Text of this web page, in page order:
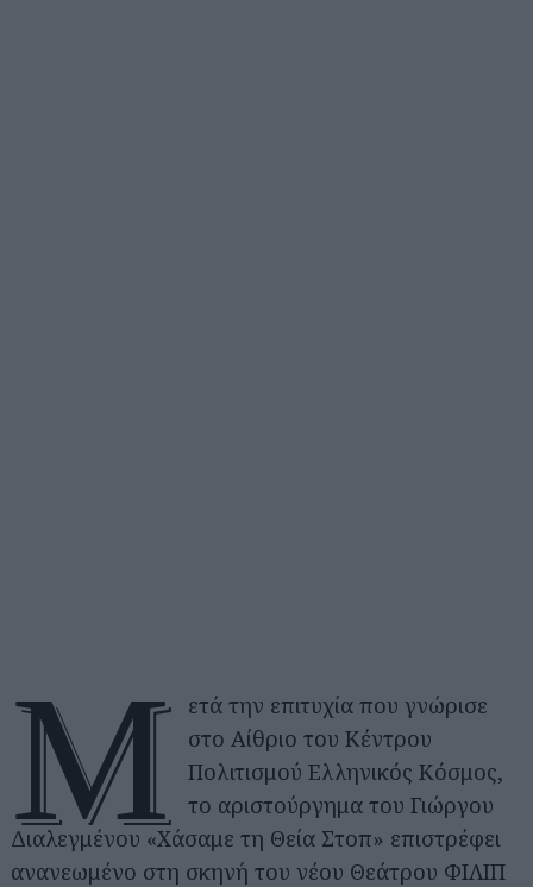
Μ
ετά την επιτυχία που γνώρισε
στο Αίθριο του Κέντρου
Πολιτισμού Ελληνικός Κόσμος,
το αριστούργημα του Γιώργου
Διαλεγμένου «Χάσαμε τη Θεία Στοπ» επιστρέφει
ανανεωμένο στη σκηνή του νέου Θεάτρου ΦΙΛΙΠ